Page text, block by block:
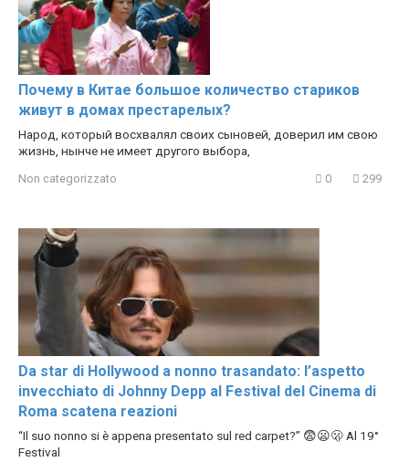
Почему в Китае большое количество стариков
живут в домах престарелых?
Народ, который восхвалял своих сыновей, доверил им свою
жизнь, нынче не имеет другого выбора,
Non categorizzato 0 299
Da star di Hollywood a nonno trasandato: l’aspetto
invecchiato di Johnny Depp al Festival del Cinema di
Roma scatena reazioni
“Il suo nonno si è appena presentato sul red carpet?” 😨😦🫢 Al 19°
Festival